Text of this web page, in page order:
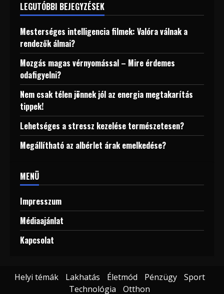
LEGUTÓBBI BEJEGYZÉSEK
Mesterséges intelligencia filmek: Valóra válnak a
rendezők álmai?
Mozgás magas vérnyomással – Mire érdemes
odafigyelni?
Nem csak télen jönnek jól az energia megtakarítás
tippek!
Lehetséges a stressz kezelése természetesen?
Megállítható az albérlet árak emelkedése?
MENÜ
Impresszum
Médiaajánlat
Kapcsolat
Helyi témák Lakhatás Életmód Pénzügy
Sport
Technológia
Otthon